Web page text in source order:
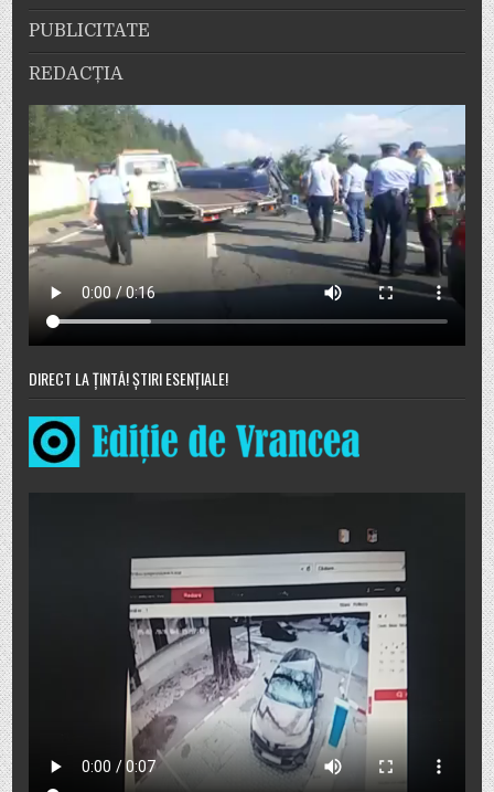
PUBLICITATE
REDACȚIA
DIRECT LA ȚINTĂ! ȘTIRI ESENȚIALE!